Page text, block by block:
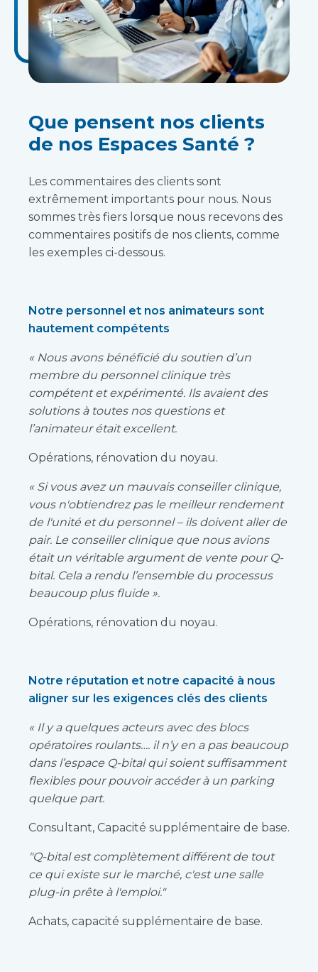
Que pensent nos clients
de nos Espaces Santé ?
Les commentaires des clients sont
extrêmement importants pour nous. Nous
sommes très fiers lorsque nous recevons des
commentaires positifs de nos clients, comme
les exemples ci-dessous.
Notre personnel et nos animateurs sont
hautement compétents
« Nous avons bénéficié du soutien d’un
membre du personnel clinique très
compétent et expérimenté. Ils avaient des
solutions à toutes nos questions et
l’animateur était excellent.
Opérations, rénovation du noyau.
« Si vous avez un mauvais conseiller clinique,
vous n'obtiendrez pas le meilleur rendement
de l'unité et du personnel – ils doivent aller de
pair. Le conseiller clinique que nous avions
était un véritable argument de vente pour Q-
bital. Cela a rendu l’ensemble du processus
beaucoup plus fluide ».
Opérations, rénovation du noyau.
Notre réputation et notre capacité à nous
aligner sur les exigences clés des clients
« Il y a quelques acteurs avec des blocs
opératoires roulants…. il n’y en a pas beaucoup
dans l’espace Q-bital qui soient suffisamment
flexibles pour pouvoir accéder à un parking
quelque part.
Consultant, Capacité supplémentaire de base.
"Q-bital est complètement différent de tout
ce qui existe sur le marché, c'est une salle
plug-in prête à l'emploi."
Achats, capacité supplémentaire de base.